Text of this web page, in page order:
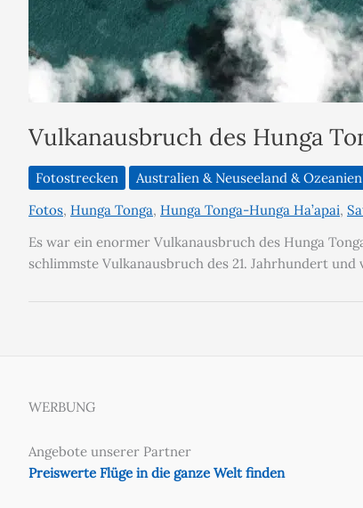
Vulkanausbruch des Hunga
Fotostrecken Australien & Neuseeland & Ozeanien
Fotos, Hunga Tonga, Hunga Tonga-Hunga Ha’apai,
Es war ein enormer Vulkanausbruch des Hunga
schlimmste Vulkanausbruch des 21. Jahrhundert
WERBUNG
Angebote unserer Partner
Preiswerte Flüge in die ganze Welt finden